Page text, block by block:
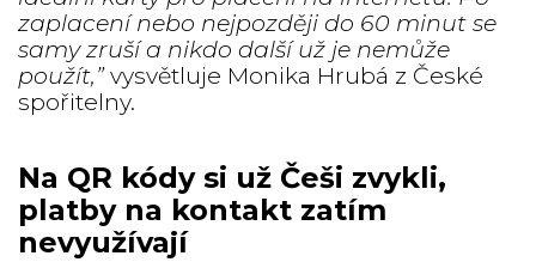
zaplacení nebo nejpozději do 60 minut se
samy zruší a nikdo další už je nemůže
použít,”vysvětluje Monika Hrubá z České
spořitelny.
Na QR kódy si už Češi zvykli,
platby na kontakt zatím
nevyužívají